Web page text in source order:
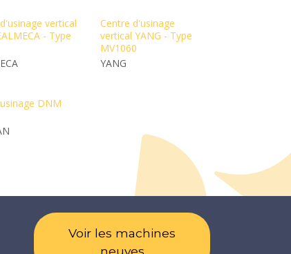
vertical
- Type
Centre d'usinage
vertical YANG - Type
MV1060
YANG
DNM
Voir les machines
neuves​​​​